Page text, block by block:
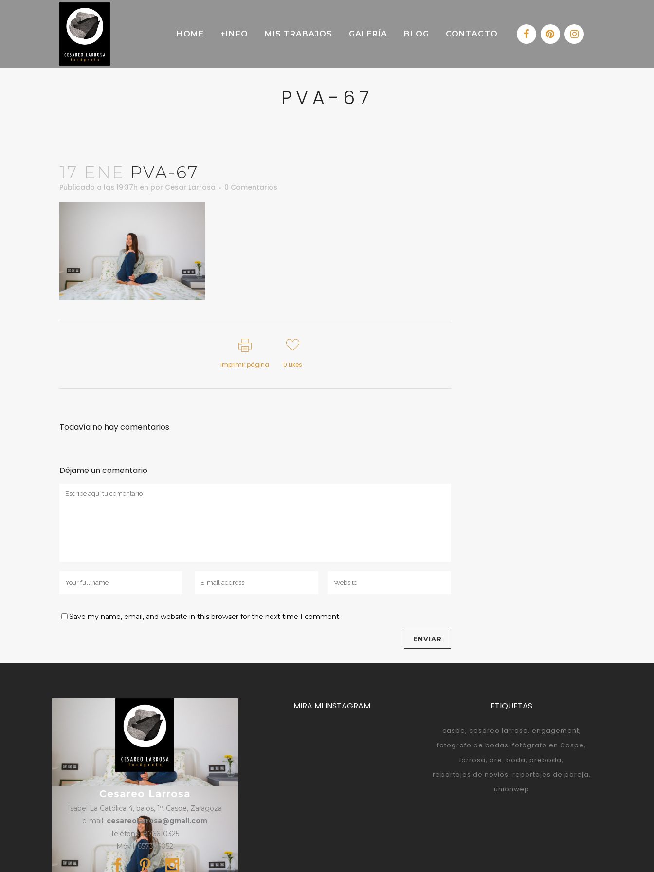
HOME +INFO MIS TRABAJOS GALERÍA BLOG CONTACTO
PVA-67
17 ENE PVA-67
Publicado a las 19:37h en por Cesar Larrosa 0 Comentarios
Imprimir página 0 Likes
Todavía no hay comentarios
Déjame un comentario
Save my name, email, and website in this browser for the next time I comment.
Cesareo Larrosa
Isabel La Católica 4, bajos, 1º, Caspe, Zaragoza
e-mail: cesareolarrosa@gmail.com
Teléfono: 876610325
Móvil: 657366052
MIRA MI INSTAGRAM ETIQUETAS
caspe cesareo larrosa engagement
fotografo de bodas fotógrafo en Caspe
larrosa pre-boda preboda
reportajes de novios reportajes de pareja
unionwep